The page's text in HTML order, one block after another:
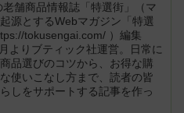
舗商品情報誌「特選街」（マ
源とするWebマガジン「特選
tokusengai.com/ ）編集
よりブティック社運営。日常に
品選びのコツから、お得な購
使いこなし方まで、読者の皆
しをサポートする記事を作っ